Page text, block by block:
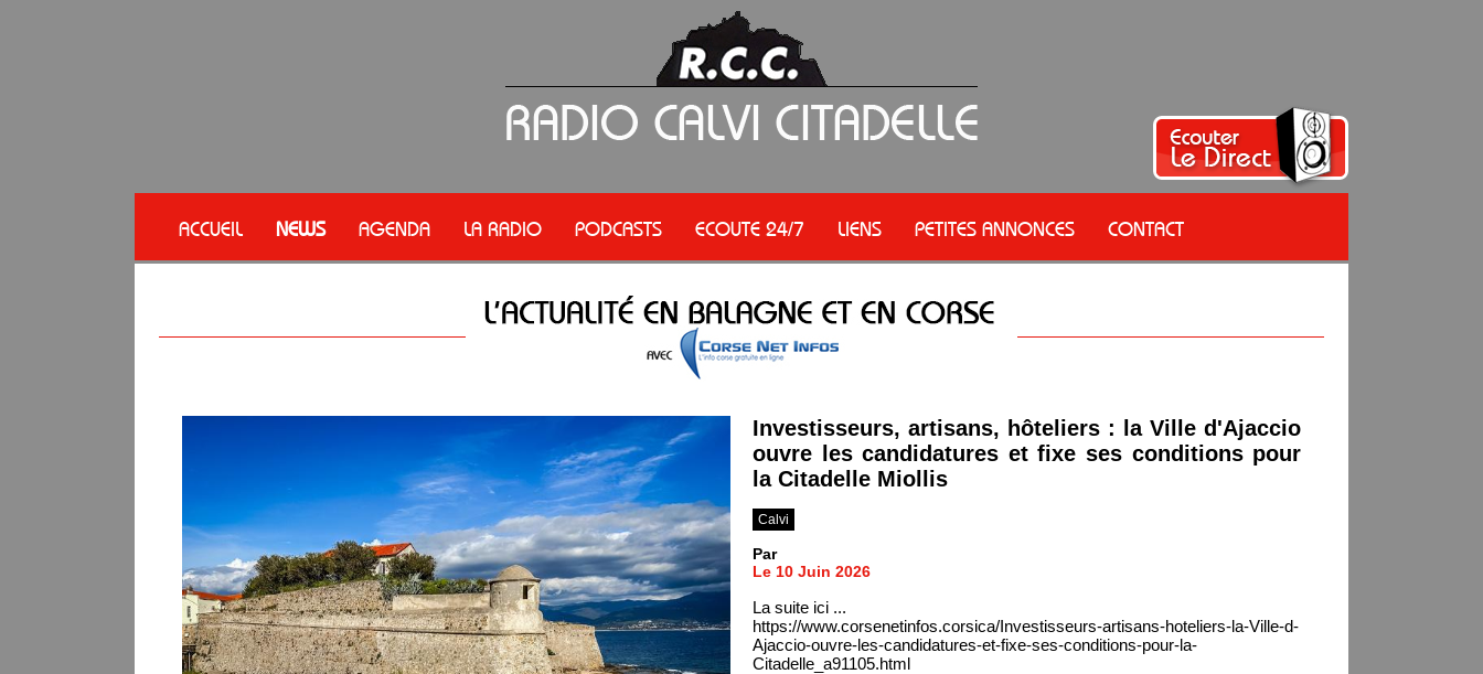
ACCUEIL NEWS AGENDA LA RADIO PODCASTS ECOUTE 24/7 LIENS PETITES ANNONCES CONTACT
Investisseurs, artisans, hôteliers : la Ville d'Ajaccio
ouvre les candidatures et fixe ses conditions pour
la Citadelle Miollis
Calvi
Par
Le 10 Juin 2026
La suite ici ...
https://www.corsenetinfos.corsica/Investisseurs-artisans-hoteliers-la-Ville-d-
Ajaccio-ouvre-les-candidatures-et-fixe-ses-conditions-pour-la-
Citadelle_a91105.html